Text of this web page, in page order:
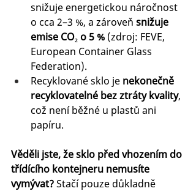
snižuje energetickou náročnost
o cca 2–3 %, a zároveň snižuje
emise CO₂ o 5 % (zdroj: FEVE,
European Container Glass
Federation).
Recyklované sklo je nekonečně
recyklovatelné bez ztráty kvality,
což není běžné u plastů ani
papíru.
Věděli jste, že sklo před vhozením do
třídícího kontejneru nemusíte
vymývat? Stačí pouze důkladně